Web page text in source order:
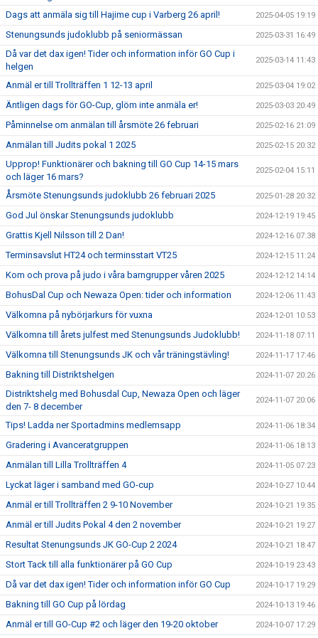
Dags att anmäla sig till Hajime cup i Varberg 26 april!
2025-04-05 19:19
Stenungsunds judoklubb på seniormässan 2025-03-31 16:49
Då var det dax igen! Tider och information inför GO Cup i
helgen
2025-03-14 11:43
Anmäl er till Trollträffen 1 12-13 april 2025-03-04 19:02
Äntligen dags för GO-Cup, glöm inte anmäla er! 2025-03-03 20:49
Påminnelse om anmälan till årsmöte 26 februari 2025-02-16 21:09
Anmälan till Judits pokal 1 2025 2025-02-15 20:32
Upprop! Funktionärer och bakning till GO Cup 14-15 mars
och läger 16 mars?
2025-02-04 15:11
Årsmöte Stenungsunds judoklubb 26 februari 2025 2025-01-28 20:32
God Jul önskar Stenungsunds judoklubb 2024-12-19 19:45
Grattis Kjell Nilsson till 2 Dan! 2024-12-16 07:38
Terminsavslut HT24 och terminsstart VT25 2024-12-15 11:24
Kom och prova på judo i våra barngrupper våren 2025 2024-12-12 14:14
BohusDal Cup och Newaza Open: tider och information 2024-12-06 11:43
Välkomna på nybörjarkurs för vuxna 2024-12-01 10:53
Välkomna till årets julfest med Stenungsunds Judoklubb! 2024-11-18 07:11
Välkomna till Stenungsunds JK och vår träningstävling! 2024-11-17 17:46
Bakning till Distriktshelgen 2024-11-07 20:26
Distriktshelg med Bohusdal Cup, Newaza Open och läger
den 7- 8 december
2024-11-07 20:06
Tips! Ladda ner Sportadmins medlemsapp 2024-11-06 18:34
Gradering i Avanceratgruppen 2024-11-06 18:13
Anmälan till Lilla Trollträffen 4 2024-11-05 07:23
Lyckat läger i samband med GO-cup 2024-10-27 10:44
Anmäl er till Trollträffen 2 9-10 November 2024-10-21 19:35
Anmäl er till Judits Pokal 4 den 2 november 2024-10-21 19:27
Resultat Stenungsunds JK GO-Cup 2 2024 2024-10-21 18:47
Stort Tack till alla funktionärer på GO Cup 2024-10-19 23:43
Då var det dax igen! Tider och information inför GO Cup 2024-10-17 19:29
Bakning till GO Cup på lördag 2024-10-13 19:46
Anmäl er till GO-Cup #2 och läger den 19-20 oktober 2024-10-07 17:29